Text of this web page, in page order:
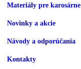
Materiály pre karosárne
Novinky a akcie
Návody a odporúčania
Kontakty